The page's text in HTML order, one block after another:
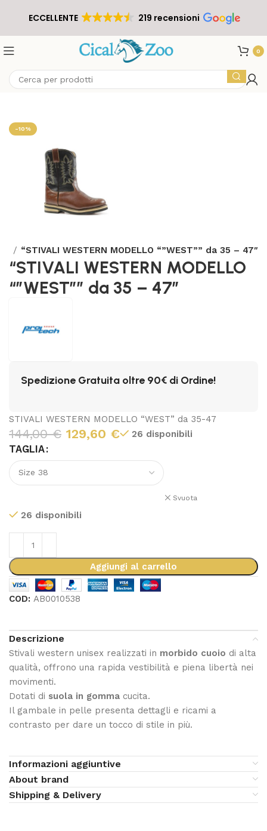
ECCELLENTE 219 recensioni
0
-10%
“STIVALI WESTERN MODELLO “”WEST”” da 35 – 47″
“STIVALI WESTERN MODELLO
“”WEST”” da 35 – 47″
Spedizione Gratuita oltre 90€ di Ordine!
STIVALI WESTERN MODELLO “WEST” da 35-47
144,00€ 129,60 € 26 disponibili
TAGLIA
Svuota
26 disponibili
Aggiungi al carrello
COD:AB0010538
Descrizione
Stivali western unisex realizzati in morbido cuoio di alta
qualità, offrono una rapida vestibilità e piena libertà nei
movimenti.
Dotati di suola in gomma cucita.
Il gambale in pelle presenta dettagli e ricami a
contrasto per dare un tocco di stile in più.
Informazioni aggiuntive
About brand
Shipping & Delivery